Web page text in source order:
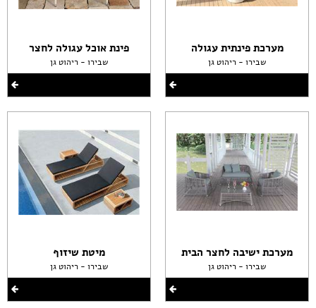
מערכת פינתית עגולה
שבירו - ריהוט גן
מערכת ישיבה לחצר הבית
שבירו - ריהוט גן
פינת אוכל עגולה לחצר
שבירו - ריהוט גן
מיטת שיזוף
שבירו - ריהוט גן